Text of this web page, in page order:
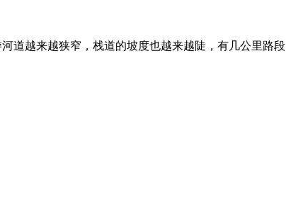
道越来越狭窄，栈道的坡度也越来越陡，有几公里路段